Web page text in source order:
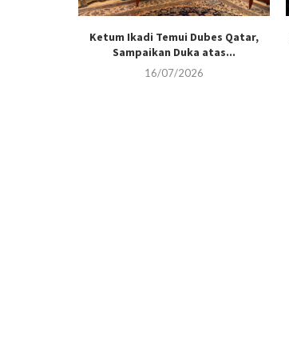
Ketum Ikadi Temui Dubes Qatar,
Sampaikan Duka atas...
16/07/2026